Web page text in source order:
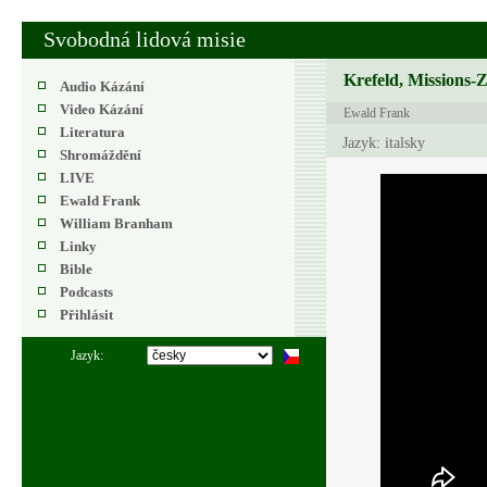
Svobodná lidová misie
Audio Kázání
Video Kázání
Literatura
Shromáždění
LIVE
Ewald Frank
William Branham
Linky
Bible
Podcasts
Přihlásit
Jazyk:
Krefeld, Missions-
Ewald Frank
Jazyk: italsky